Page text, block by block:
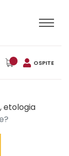
OSPITE
etologia